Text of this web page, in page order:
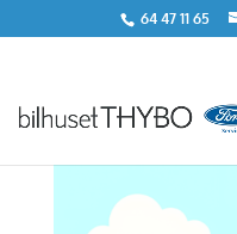
64 47 11 65